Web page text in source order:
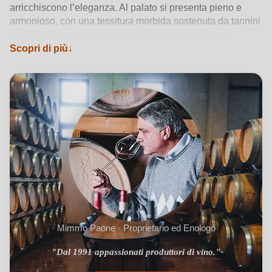
arricchiscono l’eleganza. Al palato si presenta pieno e
armonioso, con una tessitura morbida sostenuta da tannini
precisione. Composto da Nero d’Avola e Nocera, il
tradizione messinese, regalando un finale persistente che
invita a un nuovo assaggio, espressione sincera dei
vigneti di Condrò.Vedi dettagli del prodotto →
Scopri di più
Mimmo Paone · Proprietario ed Enologo
"Dal 1991 appassionati produttori di vino."